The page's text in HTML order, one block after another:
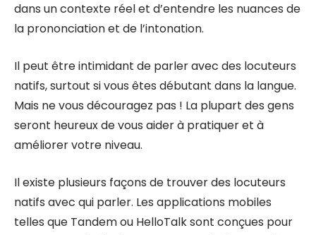
dans un contexte réel et d’entendre les nuances de
la prononciation et de l’intonation.
Il peut être intimidant de parler avec des locuteurs
natifs, surtout si vous êtes débutant dans la langue.
Mais ne vous découragez pas ! La plupart des gens
seront heureux de vous aider à pratiquer et à
améliorer votre niveau.
Il existe plusieurs façons de trouver des locuteurs
natifs avec qui parler. Les applications mobiles
telles que Tandem ou HelloTalk sont conçues pour